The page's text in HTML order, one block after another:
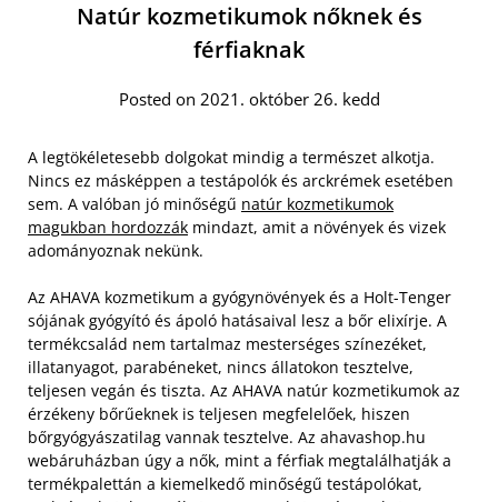
Natúr kozmetikumok nőknek és
férfiaknak
Posted on 2021. október 26. kedd
A legtökéletesebb dolgokat mindig a természet alkotja.
Nincs ez másképpen a testápolók és arckrémek esetében
sem. A valóban jó minőségű natúr kozmetikumok
magukban hordozzák mindazt, amit a növények és vizek
adományoznak nekünk.
Az AHAVA kozmetikum a gyógynövények és a Holt-Tenger
sójának gyógyító és ápoló hatásaival lesz a bőr elixírje. A
termékcsalád nem tartalmaz mesterséges színezéket,
illatanyagot, parabéneket, nincs állatokon tesztelve,
teljesen vegán és tiszta. Az AHAVA natúr kozmetikumok az
érzékeny bőrűeknek is teljesen megfelelőek, hiszen
bőrgyógyászatilag vannak tesztelve. Az ahavashop.hu
webáruházban úgy a nők, mint a férfiak megtalálhatják a
termékpalettán a kiemelkedő minőségű testápolókat,